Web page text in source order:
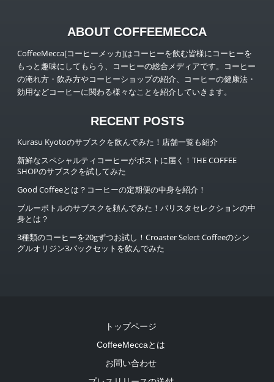
ABOUT COFFEEMECCA
CoffeeMecca[コーヒーメッカ]はコーヒーを飲む皆様にコーヒーを
もっと趣味にしてもらう、コーヒーの総合メディアです。コーヒー
の淹れ方・飲み方やコーヒーショップの紹介、コーヒーの健康法・
効用などコーヒーに関わる様々なことを紹介していきます。
RECENT POSTS
Kurasu Kyotoのサブスクを飲んでみた！店舗一覧も紹介
新鮮なスペシャルティコーヒーがポストに届く！THE COFFEE
SHOPのサブスクを試してみた
Good Coffeeとは？コーヒーの定期便の中身を紹介！
ブルーボトルのサブスクを頼んでみた！バリスタセレクションの中
身とは？
3種類のコーヒーを20gずつお試し！Croaster Select Coffeeのシン
グルオリジン3パックセットを飲んでみた
トップページ
CoffeeMeccaとは
お問い合わせ